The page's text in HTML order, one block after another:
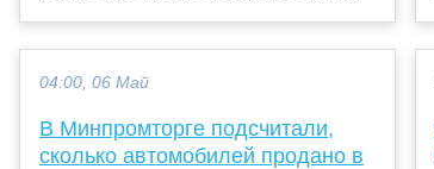
04:00, 06 Май
В Минпромторге подсчитали,
сколько автомобилей продано в